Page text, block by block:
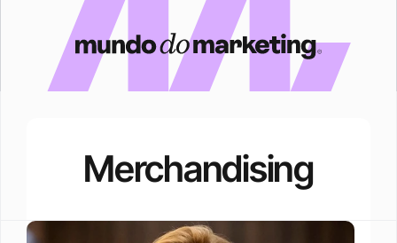
Merchandising